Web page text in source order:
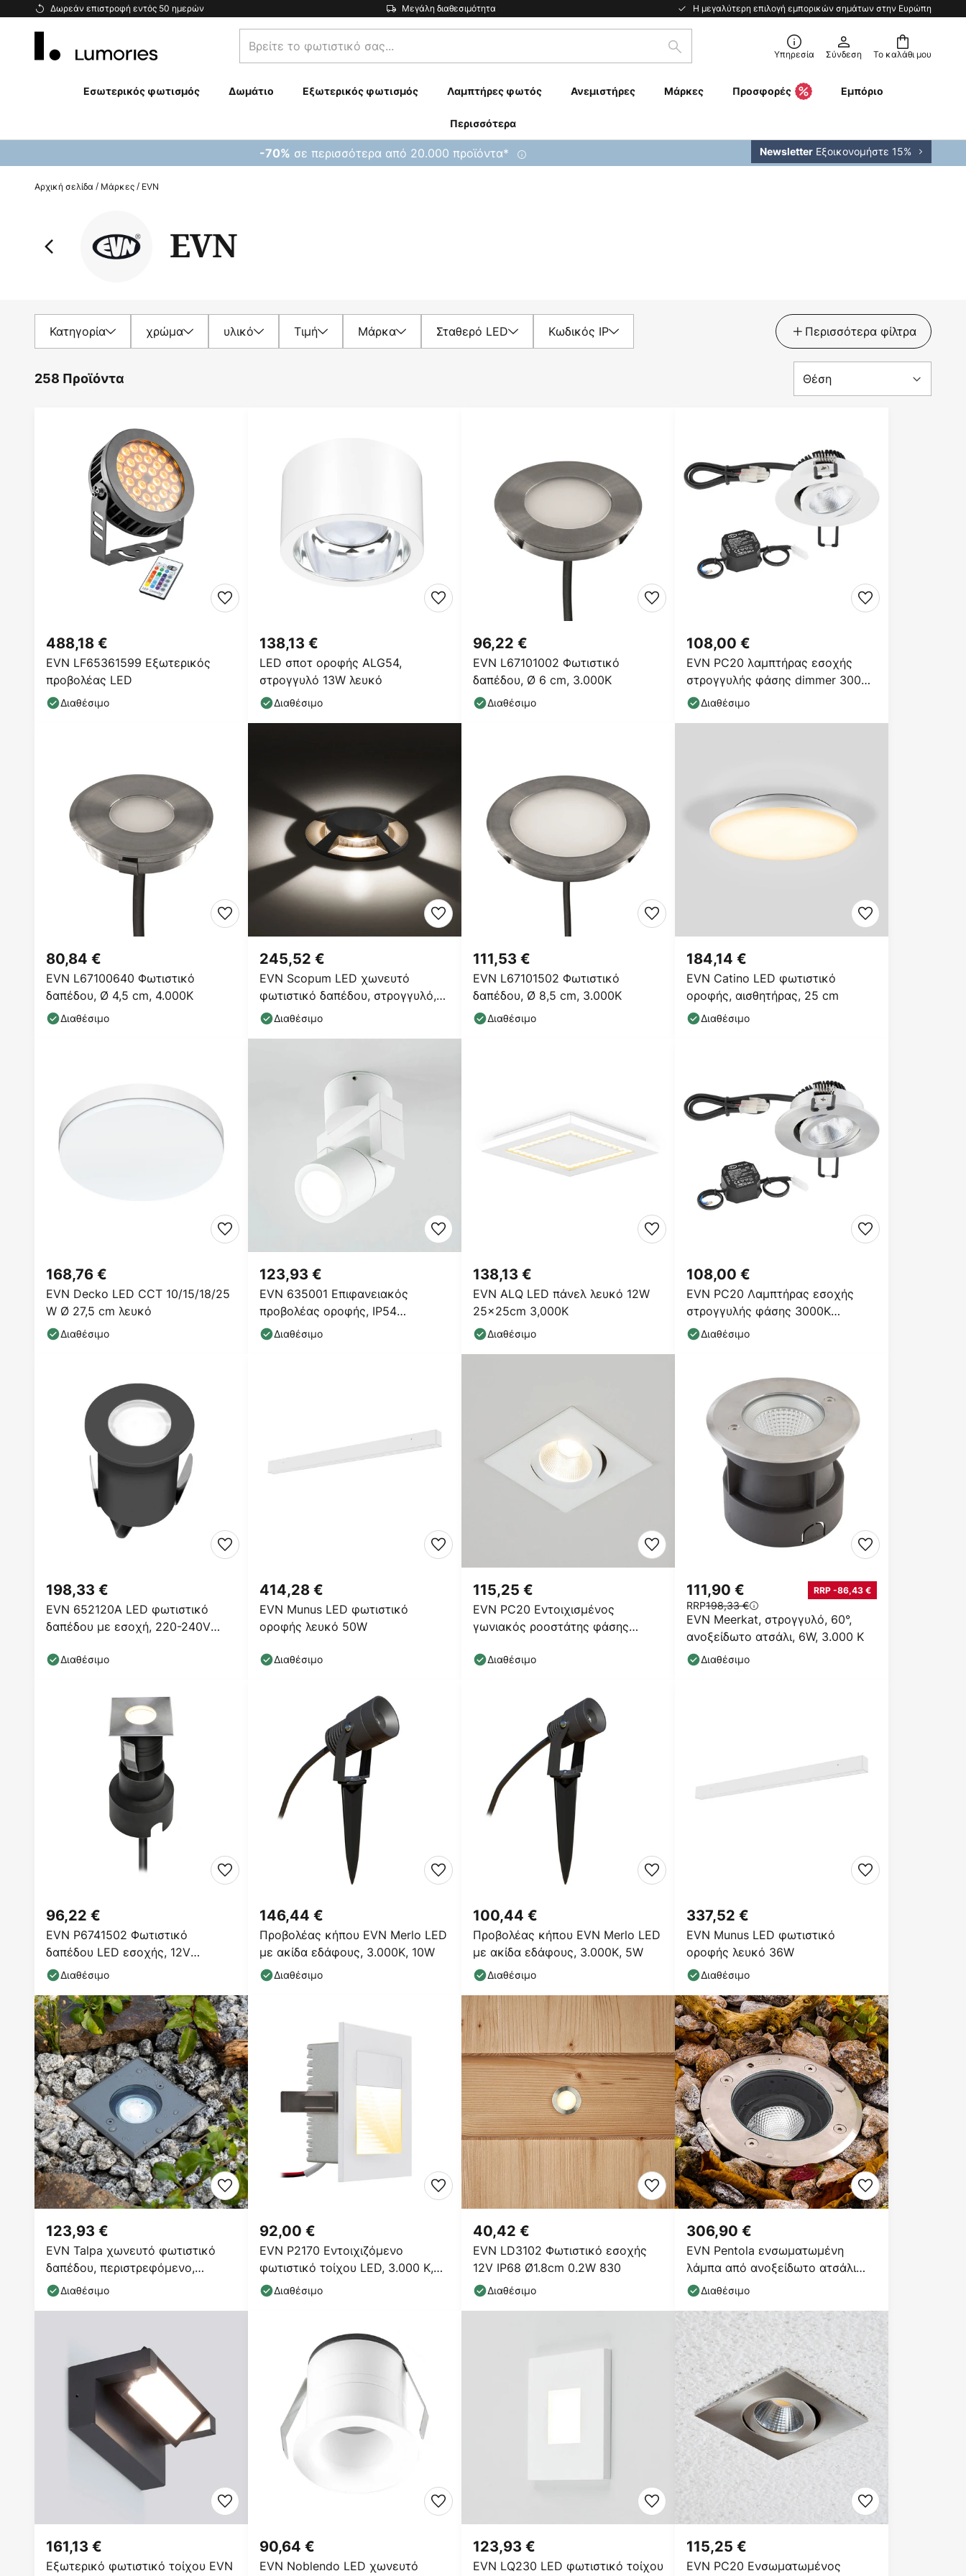
Δωρεάν επιστροφή εντός 50 ημερών Μεγάλη διαθεσιμότητα Η μεγαλύτερη επιλογή εμπορικών σημάτων στην Ευρώπη
Μετάβαση
Το καλάθι μου
Βρείτε
το
σας...
Αναζήτηση Υπηρεσία Σύνδεση
Εσωτερικός φωτισμός Δωμάτιο Εξωτερικός φωτισμός Λαμπτήρες φωτός Ανεμιστήρες Μάρκες Προσφορές Εμπόριο
Περισσότερα
-70% σε περισσότερα από 20.000 προϊόντα* Newsletter Εξοικονομήστε 15%
Αρχική σελίδα Μάρκες EVN
EVN
Κατηγορία χρώμα υλικό Τιμή Μάρκα Σταθερό LED Κωδικός IP Περισσότερα φίλτρα
258 Προϊόντα
EVN LF65361599 Εξωτερικός
προβολέας LED
488,18 €
Διαθέσιμο
LED σποτ οροφής ALG54,
στρογγυλό 13W λευκό
138,13 €
Διαθέσιμο
EVN L67101002 Φωτιστικό
δαπέδου, Ø 6 cm, 3.000K
96,22 €
Διαθέσιμο
EVN PC20 λαμπτήρας εσοχής
στρογγυλής φάσης dimmer 3000K
λευκό
108,00 €
Διαθέσιμο
EVN L67100640 Φωτιστικό
δαπέδου, Ø 4,5 cm, 4.000K
80,84 €
Διαθέσιμο
EVN Scopum LED χωνευτό
φωτιστικό δαπέδου, στρογγυλό,
4-gang
245,52 €
Διαθέσιμο
EVN L67101502 Φωτιστικό
δαπέδου, Ø 8,5 cm, 3.000K
111,53 €
Διαθέσιμο
EVN Catino LED φωτιστικό
οροφής, αισθητήρας, 25 cm
184,14 €
Διαθέσιμο
EVN Decko LED CCT 10/15/18/25
W Ø 27,5 cm λευκό
168,76 €
Διαθέσιμο
EVN 635001 Επιφανειακός
προβολέας οροφής, IP54
στρογγυλό λευκό
123,93 €
Διαθέσιμο
EVN ALQ LED πάνελ λευκό 12W
25x25cm 3,000K
138,13 €
Διαθέσιμο
EVN PC20 Λαμπτήρας εσοχής
στρογγυλής φάσης 3000K
αλουμίνιο αλουμινίου
108,00 €
Διαθέσιμο
EVN 652120A LED φωτιστικό
δαπέδου με εσοχή, 220-240V
198,33 €
Διαθέσιμο
EVN Munus LED φωτιστικό
οροφής λευκό 50W
414,28 €
Διαθέσιμο
EVN PC20 Εντοιχισμένος
γωνιακός ροοστάτης φάσης
115,25 €
Διαθέσιμο
EVN Meerkat, στρογγυλό, 60°,
ανοξείδωτο ατσάλι, 6W, 3.000 K
111,90 € RRP -86,43 €
RRP198,33 €
Διαθέσιμο
EVN P6741502 Φωτιστικό
δαπέδου LED εσοχής, 12V
γωνιακό 3000K
96,22 €
Διαθέσιμο
Προβολέας κήπου EVN Merlo LED
με ακίδα εδάφους, 3.000K, 10W
146,44 €
Διαθέσιμο
Προβολέας κήπου EVN Merlo LED
με ακίδα εδάφους, 3.000K, 5W
100,44 €
Διαθέσιμο
EVN Munus LED φωτιστικό
οροφής λευκό 36W
337,52 €
Διαθέσιμο
EVN Talpa χωνευτό φωτιστικό
δαπέδου, περιστρεφόμενο,
γωνιακό
123,93 €
Διαθέσιμο
EVN P2170 Εντοιχιζόμενο
φωτιστικό τοίχου LED, 3.000 K,
λευκό
92,00 €
Διαθέσιμο
EVN LD3102 Φωτιστικό εσοχής
12V IP68 Ø1.8cm 0.2W 830
40,42 €
Διαθέσιμο
EVN Pentola ενσωματωμένη
λάμπα από ανοξείδωτο ατσάλι
Ø13,5cm 3.000K
306,90 €
Διαθέσιμο
Εξωτερικό φωτιστικό τοίχου EVN
161,13 €
EVN Noblendo LED χωνευτό
90,64 €
EVN LQ230 LED φωτιστικό τοίχου
123,93 €
EVN PC20 Ενσωματωμένος
115,25 €